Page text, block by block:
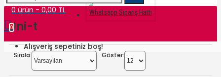
Whatsapp Sipariş Hattı
0 ürün - 0,00 TL
0
Alışveriş sepetiniz boş!
Uni-t
Sırala: Göster: